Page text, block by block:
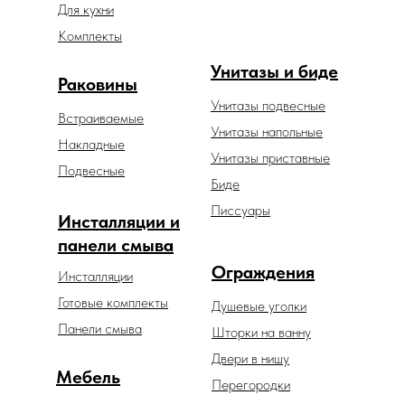
Унитазы и биде
Унитазы подвесные
Унитазы напольные
Унитазы приставные
Раковины
Встраиваемые
Накладные
Подвесные
Для кухни
Мебель
Ограждения
Душевые уголки
Шторки на ванну
Двери в нишу
Перегородки
Биде
Инсталляции и
панели смыва
Инсталляции
Готовые комплекты
Панели смыва
Комплекты
Писсуары